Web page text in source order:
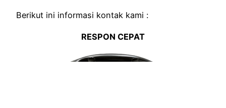
Berikut ini informasi kontak kami :
RESPON CEPAT